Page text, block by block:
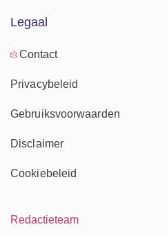
Legaal
Contact
Privacybeleid
Gebruiksvoorwaarden
Disclaimer
Cookiebeleid
Redactieteam